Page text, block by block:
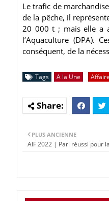
Le trafic de
de la pêche, il
20 000 t ; mais elle a
l’Aquaculture (DPA).
conséquent, de la
Tags A la Une
PLUS ANCIENNE
AIF 2022 | Pari réussi pour